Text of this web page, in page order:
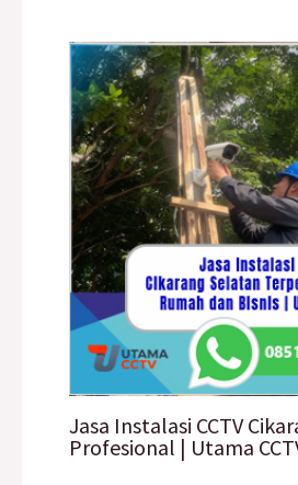
Jasa Instalasi CCTV
Profesional | Utama